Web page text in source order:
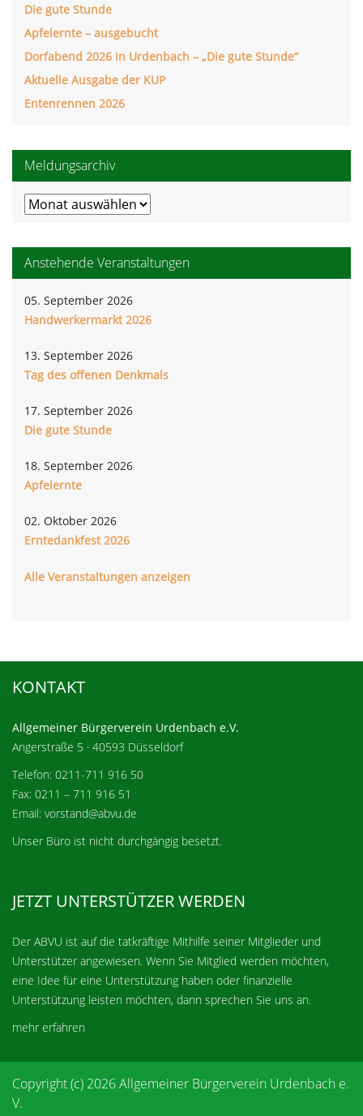
Die gute Stunde
Apfelernte – ausgebucht
Dorfabend 2026 in Urdenbach – „Die gute Stunde“
Aktuelle Ausgabe der KUP
Entenrennen 2026
Meldungsarchiv
Meldungsarchiv
Anstehende Veranstaltungen
05. September 2026
Handwerkermarkt 2026
13. September 2026
Tag des offenen Denkmals
17. September 2026
Die gute Stunde
18. September 2026
Apfelernte
02. Oktober 2026
Erntedankfest 2026
Alle Veranstaltungen anzeigen
KONTAKT
Allgemeiner Bürgerverein Urdenbach e.V.
Angerstraße 5 · 40593 Düsseldorf
Telefon: 0211-711 916 50
Fax: 0211 – 711 916 51
Email: vorstand@abvu.de
Unser Büro ist nicht durchgängig besetzt.
JETZT UNTERSTÜTZER WERDEN
Der ABVU ist auf die tatkräftige Mithilfe seiner Mitglieder und
Unterstützer angewiesen. Wenn Sie Mitglied werden möchten,
eine Idee für eine Unterstützung haben oder finanzielle
Unterstützung leisten möchten, dann sprechen Sie uns an.
mehr erfahren
Copyright (c) 2026 Allgemeiner Bürgerverein Urdenbach e.
V.